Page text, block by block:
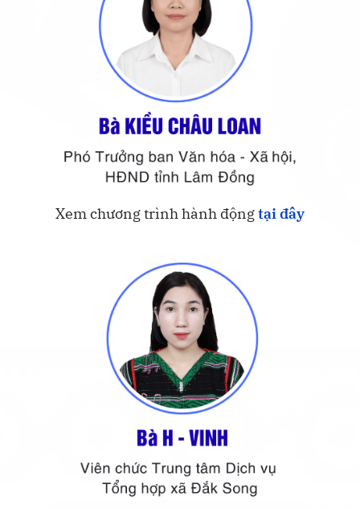
Xem chương trình hành độngtại đây